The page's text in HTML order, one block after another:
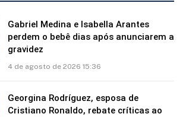
Gabriel Medina e Isabella Arantes
perdem o bebê dias após anunciarem a
gravidez
4 de agosto de 2026 15:36
Georgina Rodríguez, esposa de
Cristiano Ronaldo, rebate críticas ao